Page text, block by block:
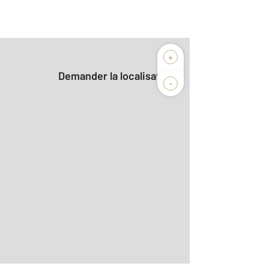
+
-
Demander la localisation